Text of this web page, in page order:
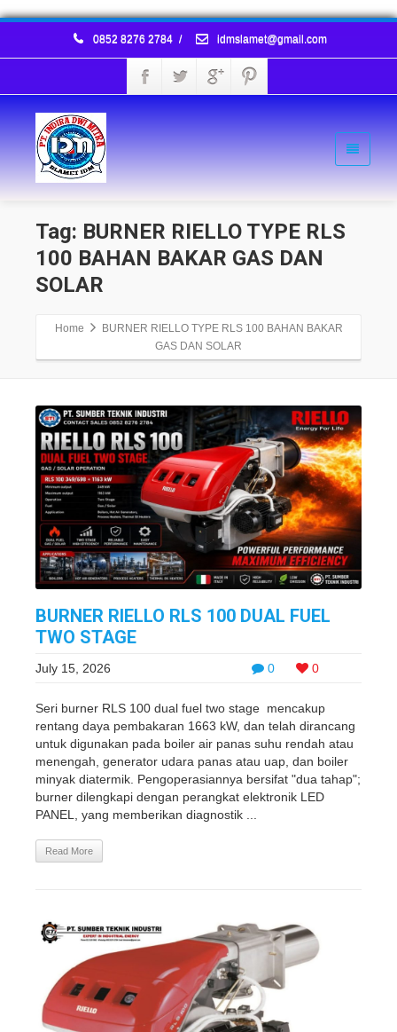
0852 8276 2784 / idmslamet@gmail.com
Tag: BURNER RIELLO TYPE RLS
100 BAHAN BAKAR GAS DAN
SOLAR
Home
BURNER RIELLO TYPE RLS 100 BAHAN BAKAR
GAS DAN SOLAR
BURNER RIELLO RLS 100 DUAL FUEL
TWO STAGE
0 0
July 15, 2026
Seri burner RLS 100 dual fuel two stage mencakup
rentang daya pembakaran 1663 kW, dan telah dirancang
untuk digunakan pada boiler air panas suhu rendah atau
menengah, generator udara panas atau uap, dan boiler
minyak diatermik. Pengoperasiannya bersifat "dua tahap";
burner dilengkapi dengan perangkat elektronik LED
PANEL, yang memberikan diagnostik ...
Read More